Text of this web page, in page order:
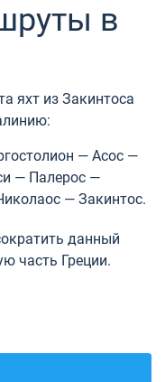
в
яхт из Закинтоса
— Асос —
— Палерос —
— Закинтос.
данный
часть Греции.